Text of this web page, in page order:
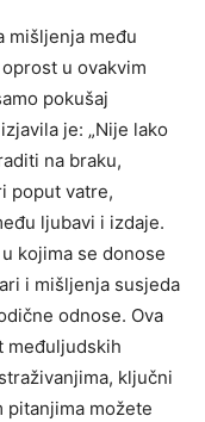
mišljenja među
u ovakvim
pokušaj
je: „Nije lako
na braku,
poput vatre,
ljubavi i izdaje.
kojima se donose
i mišljenja susjeda
odnose. Ova
međuljudskih
ključni
pitanjima možete